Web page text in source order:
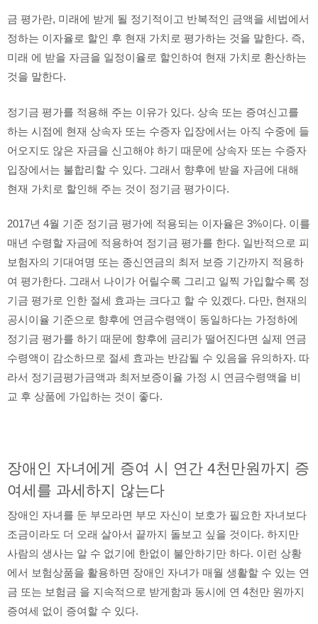
금 평가란, 미래에 받게 될 정기적이고 반복적인 금액을 세법에서
정하는 이자율로 할인 후 현재 가치로 평가하는 것을 말한다. 즉,
미래 에 받을 자금을 일정이율로 할인하여 현재 가치로 환산하는
것을 말한다.
정기금 평가를 적용해 주는 이유가 있다. 상속 또는 증여신고를
하는 시점에 현재 상속자 또는 수증자 입장에서는 아직 수중에 들
어오지도 않은 자금을 신고해야 하기 때문에 상속자 또는 수증자
입장에서는 불합리할 수 있다. 그래서 향후에 받을 자금에 대해
현재 가치로 할인해 주는 것이 정기금 평가이다.
2017년 4월 기준 정기금 평가에 적용되는 이자율은 3%이다. 이를
매년 수령할 자금에 적용하여 정기금 평가를 한다. 일반적으로 피
보험자의 기대여명 또는 종신연금의 최저 보증 기간까지 적용하
여 평가한다. 그래서 나이가 어릴수록 그리고 일찍 가입할수록 정
기금 평가로 인한 절세 효과는 크다고 할 수 있겠다. 다만, 현재의
공시이율 기준으로 향후에 연금수령액이 동일하다는 가정하에
정기금 평가를 하기 때문에 향후에 금리가 떨어진다면 실제 연금
수령액이 감소하므로 절세 효과는 반감될 수 있음을 유의하자. 따
라서 정기금평가금액과 최저보증이율 가정 시 연금수령액을 비
교 후 상품에 가입하는 것이 좋다.
장애인 자녀에게 증여 시 연간 4천만원까지 증
여세를 과세하지 않는다
장애인 자녀를 둔 부모라면 부모 자신이 보호가 필요한 자녀보다
조금이라도 더 오래 살아서 끝까지 돌보고 싶을 것이다. 하지만
사람의 생사는 알 수 없기에 한없이 불안하기만 하다. 이런 상황
에서 보험상품을 활용하면 장애인 자녀가 매월 생활할 수 있는 연
금 또는 보험금 을 지속적으로 받게함과 동시에 연 4천만 원까지
증여세 없이 증여할 수 있다.